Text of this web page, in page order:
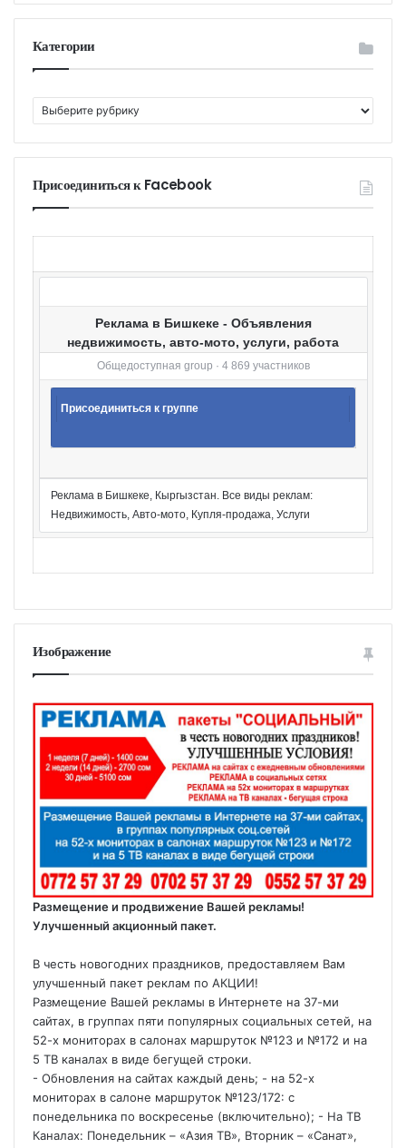
Категории
а
т
г
и
Присоединиться к Facebook
Реклама в Бишкеке - Объявления
недвижимость, авто-мото, услуги, работа
Общедоступная group · 4 869 участников
Присоединиться к группе
Реклама в Бишкеке, Кыргызстан. Все виды реклам:
Недвижимость, Авто-мото, Купля-продажа, Услуги
Изображение
Размещение и продвижение Вашей рекламы!
Улучшенный акционный пакет.
В честь новогодних праздников, предоставляем Вам
улучшенный пакет реклам по АКЦИИ!
Размещение Вашей рекламы в Интернете на 37-ми
сайтах, в группах пяти популярных социальных сетей, на
52-х мониторах в салонах маршруток №123 и №172 и на
5 ТВ каналах в виде бегущей строки.
- Обновления на сайтах каждый день; - на 52-х
мониторах в салоне маршруток №123/172: с
понедельника по воскресенье (включительно); - На ТВ
Каналах: Понедельник – «Азия ТВ», Вторник – «Санат»,